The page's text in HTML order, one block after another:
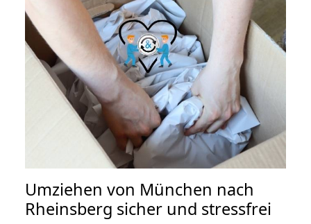
Umziehen von München nach
Rheinsberg sicher und stressfrei